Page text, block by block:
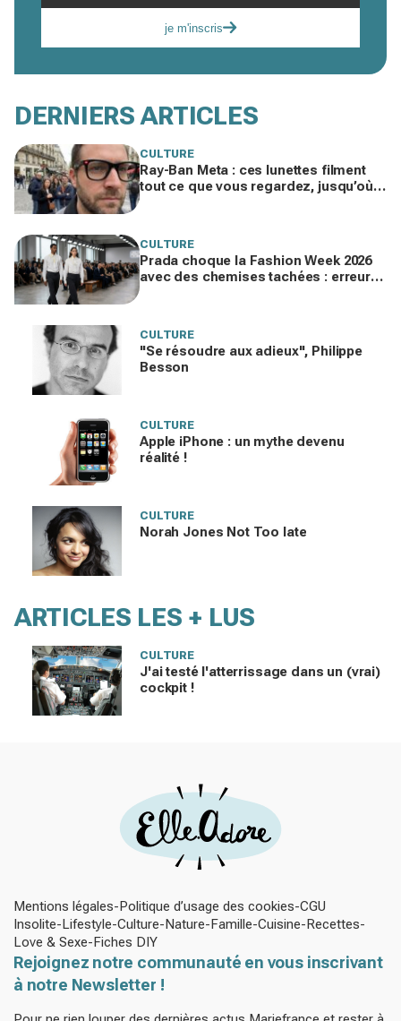
je m'inscris
DERNIERS ARTICLES
CULTURE
Ray-Ban Meta : ces lunettes filment
tout ce que vous regardez, jusqu’où
CULTURE
Prada choque la Fashion Week 2026
avec des chemises tachées : erreur
CULTURE
"Se résoudre aux adieux", Philippe
Besson
CULTURE
Apple iPhone : un mythe devenu
réalité !
CULTURE
Norah Jones Not Too late
ARTICLES LES + LUS
CULTURE
J'ai testé l'atterrissage dans un (vrai)
cockpit !
Mentions légales Politique d’usage des cookies CGU
Insolite Lifestyle Culture Nature Famille Cuisine Recettes
Love & Sexe Fiches DIY
Rejoignez notre communauté en vous inscrivant
à notre Newsletter !